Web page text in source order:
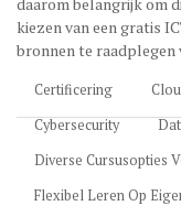
kiezen van een gratis
bronnen te raadplegen
Certificering
Cybersecurity
Diverse Cursusopties
Flexibel Leren Op